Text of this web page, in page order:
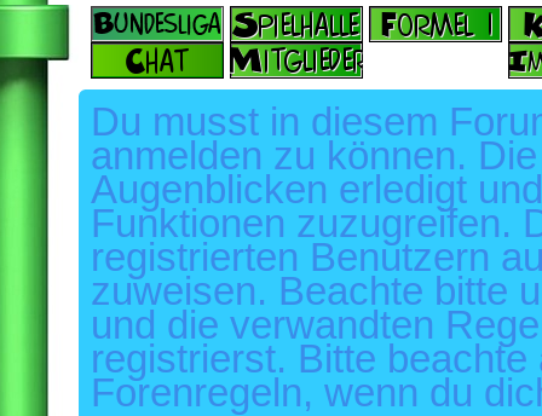
Foren-Übersicht
‹
Knuffel
Du musst in diesem
anmelden zu können.
Augenblicken erledigt
Funktionen zuzugreifen.
registrierten Benutzern
zuweisen. Beachte bitte
und die verwandten
registrierst. Bitte
Forenregeln, wenn du